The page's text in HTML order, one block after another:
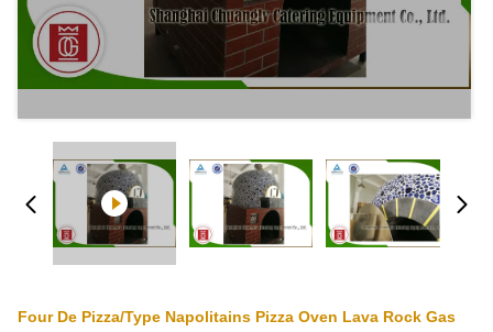
Four De Pizza/type Napolitains Pizza Oven Lava Rock Gas